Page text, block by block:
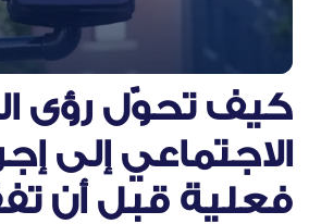
كيف تحوّل رؤى
الاجتماعي إلى
فعلية قبل أن